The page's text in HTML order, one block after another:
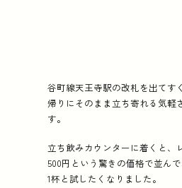
谷町線天王寺駅の改札を出てす
帰りにそのまま立ち寄れる気軽
す。
立ち飲みカウンターに着くと、
500円という驚きの価格で並ん
1杯と試したくなりました。